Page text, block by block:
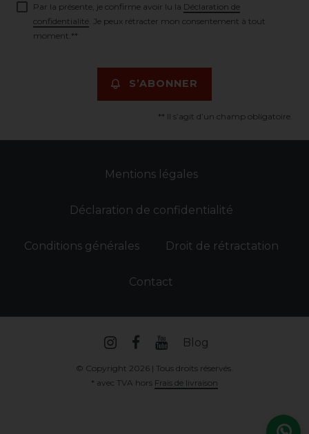
Par la présente, je confirme avoir lu la Déclaration de
confidentialité . Je peux rétracter mon consentement à tout
moment.**
S’ABONNER
** Il s’agit d’un champ obligatoire.
Mentions légales
Déclaration de confidentialité
Conditions générales Droit de rétractation
Contact
Blog
© Copyright 2026 | Tous droits réservés.
* avec TVA hors Frais de livraison